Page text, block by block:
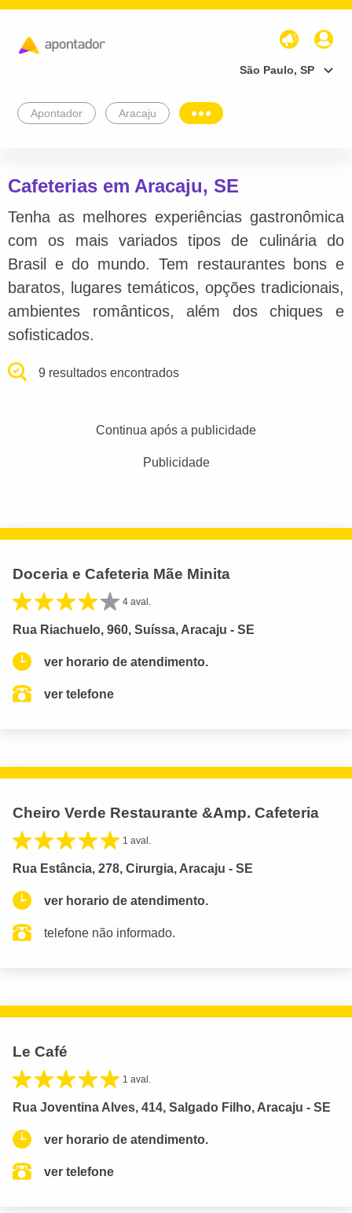
São Paulo, SP
Apontador Aracaju
Cafeterias em Aracaju, SE
Tenha as melhores experiências gastronômica
com os mais variados tipos de culinária do
Brasil e do mundo. Tem restaurantes bons e
baratos, lugares temáticos, opções tradicionais,
ambientes românticos, além dos chiques e
sofisticados.
9 resultados encontrados
Continua após a publicidade
Publicidade
Doceria e Cafeteria Mãe Minita
4 aval.
Rua Riachuelo, 960, Suíssa, Aracaju - SE
ver horario de atendimento.
ver telefone
Cheiro Verde Restaurante &Amp. Cafeteria
1 aval.
Rua Estância, 278, Cirurgia, Aracaju - SE
ver horario de atendimento.
telefone não informado.
Le Café
1 aval.
Rua Joventina Alves, 414, Salgado Filho, Aracaju - SE
ver horario de atendimento.
ver telefone